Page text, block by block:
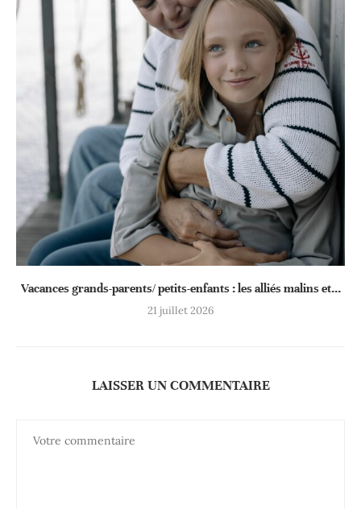
Vacances grands-parents/ petits-enfants : les alliés malins et...
21 juillet 2026
LAISSER UN COMMENTAIRE